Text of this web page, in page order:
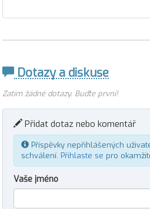
Dotazy a diskuse
Zatím žádné dotazy. Buďte první!
Přidat dotaz nebo komentář
Příspěvky nepřihlášených
schválení. Přihlaste se pro
Vaše jméno